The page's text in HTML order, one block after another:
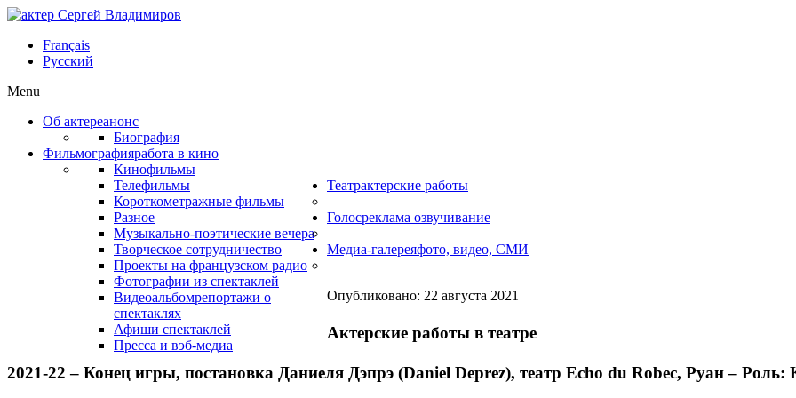
Français
Русский
Menu
Об актереанонс
Биография
Фильмографияработа в кино
Кинофильмы
Телефильмы
Короткометражные фильмы
Разное
Театрактерские работы
Музыкально-поэтические вечера
Творческое сотрудничество
Голосреклама озвучивание
Проекты на французском радио
Медиа-галереяфото, видео, СМИ
Фотографии из спектаклей
Видеоальбомрепортажи о
спектаклях
Афиши спектаклей
Пресса и вэб-медиа
Опубликовано: 22 августа 2021
Актерские работы в театре
2021-22 – Конец игры, постановка Даниеля Дэпрэ (Daniel Deprez), театр Echo du Robec, Руан – Роль: